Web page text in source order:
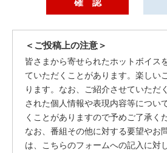
＜ご投稿上の注意＞
皆さまから寄せられたホットボイス
ていただくことがあります。楽しい
ります。なお、ご紹介させていただ
された個人情報や表現内容等につい
くことがありますので予めご了承く
なお、番組その他に対する要望やお
は、こちらのフォームへの記入に対